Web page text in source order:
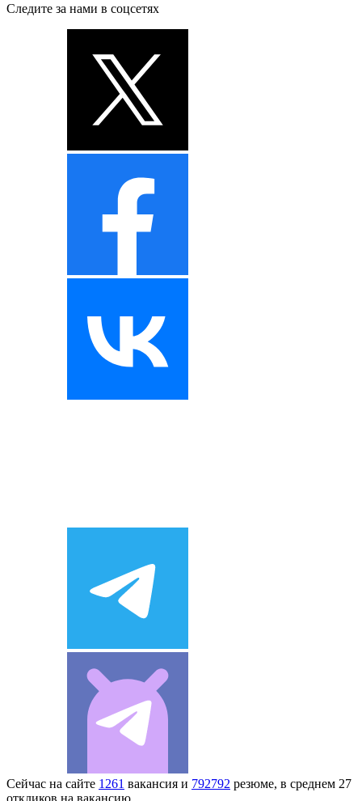
Следите за нами в соцсетях
Сейчас на сайте 1261 вакансия и 792792 резюме, в среднем 27
откликов на вакансию